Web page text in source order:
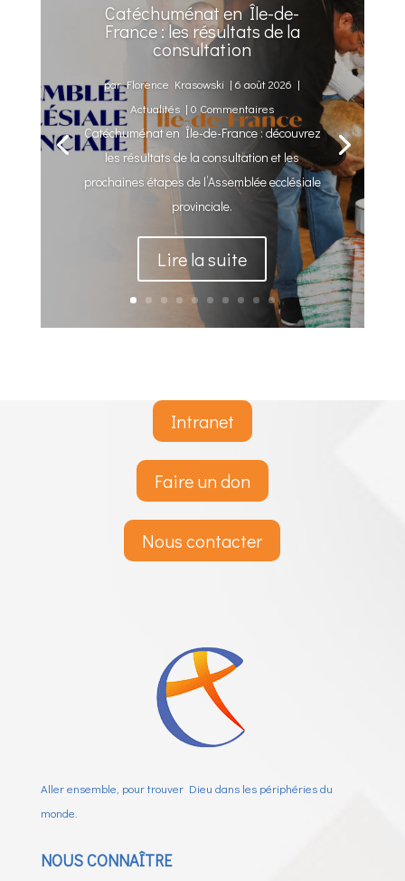
Catéchuménat en Île-de-
France : les résultats de la
consultation
parFlorence Krasowski |6 août 2026 |
Actualités | 0 Commentaires
Catéchuménat en Île-de-France : découvrez
les résultats de la consultation et les
prochaines étapes de l’Assemblée ecclésiale
provinciale.
Lire la suite
Intranet
Faire un don
Nous contacter
Aller ensemble, pour trouver Dieu dans les périphéries du
monde.
NOUS CONNAÎTRE